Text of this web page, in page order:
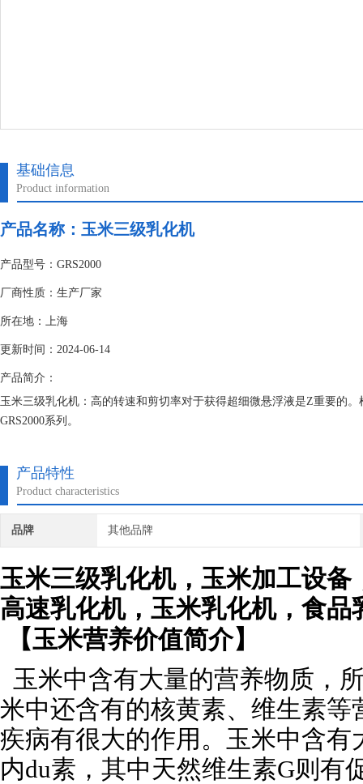
基础信息
Product information
产品名称：玉米三级乳化机
产品型号：GRS2000
厂商性质：生产厂家
所在地：上海
更新时间：2024-06-14
产品简介：
玉米三级乳化机：高的转速和剪切率对于获得超细微悬浮液是Z重要的
GRS2000系列。
产品特性
Product characteristics
品牌 其他品牌
玉米三级乳化机，玉米加工设备
高速乳化机，玉米乳化机，食品
【玉米营养价值简介】
玉米中含有大量的营养物质，
米中还含有的核黄素、维生素等
疾病有很大的作用。玉米中含
内du素，其中天然维生素G则有